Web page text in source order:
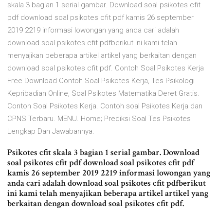
skala 3 bagian 1 serial gambar. Download soal psikotes cfit
pdf download soal psikotes cfit pdf kamis 26 september
2019 2219 informasi lowongan yang anda cari adalah
download soal psikotes cfit pdfberikut ini kami telah
menyajikan beberapa artikel artikel yang berkaitan dengan
download soal psikotes cfit pdf. Contoh Soal Psikotes Kerja
Free Download Contoh Soal Psikotes Kerja, Tes Psikologi
Kepribadian Online, Soal Psikotes Matematika Deret Gratis.
Contoh Soal Psikotes Kerja. Contoh soal Psikotes Kerja dan
CPNS Terbaru. MENU. Home; Prediksi Soal Tes Psikotes
Lengkap Dan Jawabannya.
Psikotes cfit skala 3 bagian 1 serial gambar. Download
soal psikotes cfit pdf download soal psikotes cfit pdf
kamis 26 september 2019 2219 informasi lowongan yang
anda cari adalah download soal psikotes cfit pdfberikut
ini kami telah menyajikan beberapa artikel artikel yang
berkaitan dengan download soal psikotes cfit pdf.